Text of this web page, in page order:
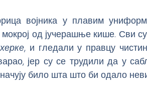
војника у плавим
мокрој од јучерашње кише. Сви
, и гледали у правцу
јер су се трудили да у
било шта што би одало